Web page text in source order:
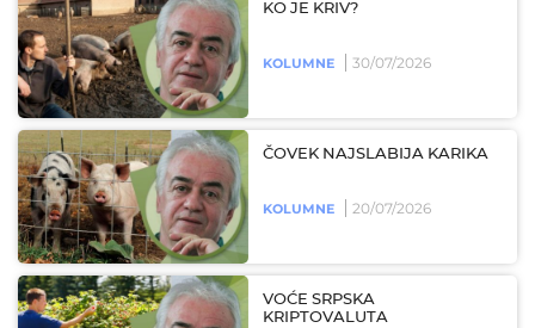
KO JE KRIV?
KOLUMNE 30/07/2026
ČOVEK NAJSLABIJA KARIKA
KOLUMNE 20/07/2026
VOĆE SRPSKA
KRIPTOVALUTA